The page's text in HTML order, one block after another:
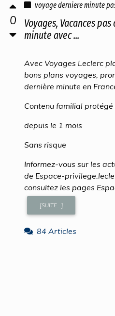
0
voyage derniere minute
Voyages, Vacances
minute avec ...
Avec Voyages Leclerc
bons plans voyages,
dernière minute en
Contenu familial protégé
depuis le 1 mois
Sans risque
Informez-vous sur les
de Espace-
consultez les pages
[SUITE...]
84 Articles